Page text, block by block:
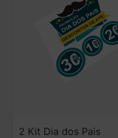
2 Kit Dia dos Pais